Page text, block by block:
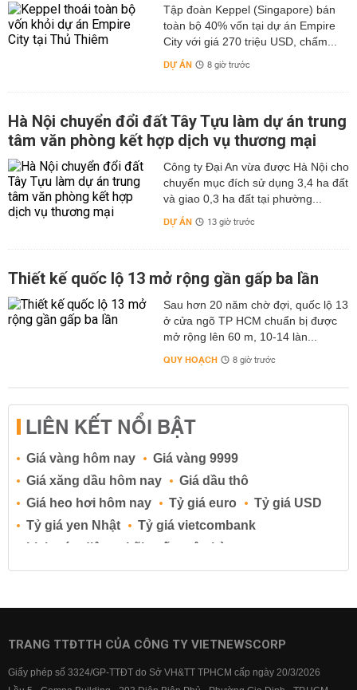
Tập đoàn Keppel (Singapore) bán
toàn bộ 40% vốn tại dự án Empire
City với giá 270 triệu USD, chấm...
DỰ ÁN 8 giờ trước
Hà Nội chuyển đổi đất Tây Tựu làm dự án trung
tâm văn phòng kết hợp dịch vụ thương mại
Công ty Đại An vừa được Hà Nội cho
chuyển mục đích sử dụng 3,4 ha đất
và giao 0,3 ha đất tại phường...
DỰ ÁN 13 giờ trước
Thiết kế quốc lộ 13 mở rộng gần gấp ba lần
Sau hơn 20 năm chờ đợi, quốc lộ 13
ở cửa ngõ TP HCM chuẩn bị được
mở rộng lên 60 m, 10-14 làn...
QUY HOẠCH 8 giờ trước
LIÊN KẾT NỔI BẬT
Giá vàng hôm nay
Giá vàng 9999
Giá xăng dầu hôm nay
Giá dầu thô
Giá heo hơi hôm nay
Tỷ giá euro
Tỷ giá USD
Tỷ giá yen Nhật
Tỷ giá vietcombank
Lịch cúp điện
Lãi suất ngân hàng
Lãi suất tiết kiệm
Lãi suất tiền gửi
Lãi suất ngân hàng BIDV
Lãi suất ngân hàng Vietcombank
TRANG TTĐTTH CỦA CÔNG TY VIETNEWSCORP
Giấy phép số 3324/GP-TTĐT do Sở VH&TT TPHCM cấp ngày 20/3/2026